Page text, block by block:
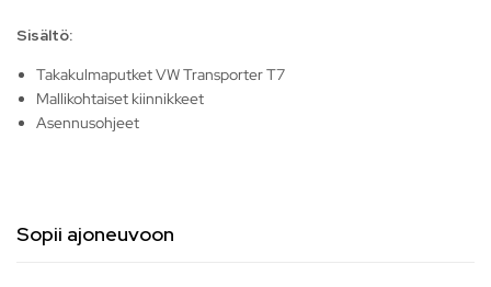
Sisältö:
Takakulmaputket VW Transporter T7
Mallikohtaiset kiinnikkeet
Asennusohjeet
Sopii ajoneuvoon